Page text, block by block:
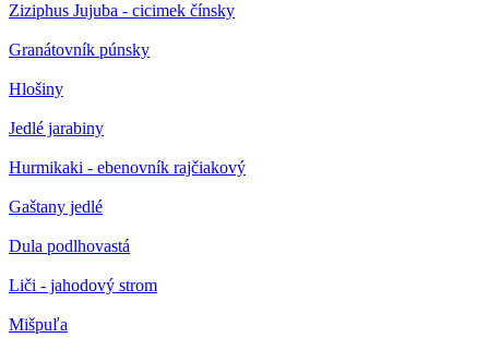
Ziziphus Jujuba - cicimek čínsky
Granátovník púnsky
Hlošiny
Jedlé jarabiny
Hurmikaki - ebenovník rajčiakový
Gaštany jedlé
Dula podlhovastá
Liči - jahodový strom
Mišpuľa